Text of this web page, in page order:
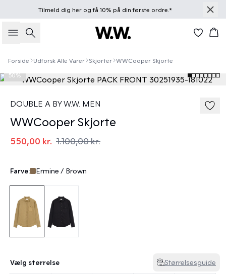
Tilmeld dig herog få 10% på din første ordre.*
Søg
Forside Udforsk Alle Varer Skjorter WWCooper Skjorte
50%
DOUBLE A BY W.W. MEN
WWCooper Skjorte
550,00 kr. 1.100,00 kr.
Farve: Ermine / Brown
Vælg størrelse Størrelsesguide